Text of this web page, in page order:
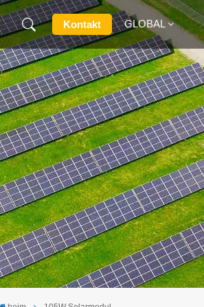
Kontakt GLOBAL
English
Français
Deutsch
Русский
Italiano
Español